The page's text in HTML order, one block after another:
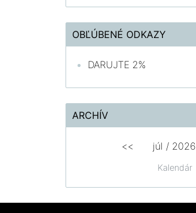
OBĽÚBENÉ ODKAZY
DARUJTE 2%
ARCHÍV
Kalendár
<< júl / 2026